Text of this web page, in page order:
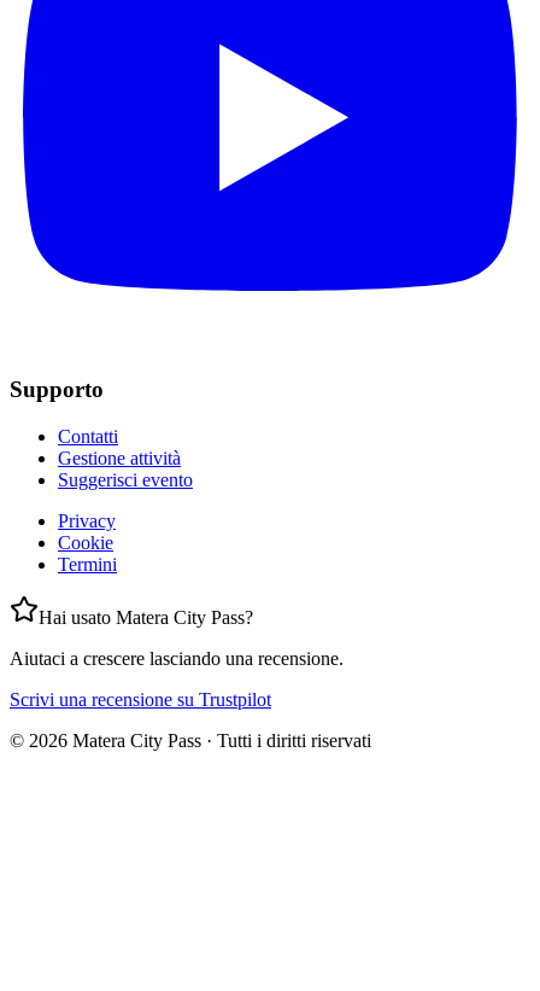
Supporto
Contatti
Gestione attività
Suggerisci evento
Privacy
Cookie
Termini
Hai usato Matera City Pass?
Aiutaci a crescere lasciando una recensione.
Scrivi una recensione su Trustpilot
© 2026 Matera City Pass · Tutti i diritti riservati